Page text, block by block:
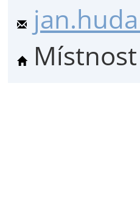
Místnost